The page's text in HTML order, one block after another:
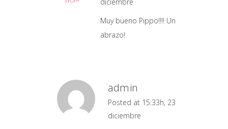
Muy bueno Pippo!!!! Un
abrazo!
admin
Posted at 15:33h, 23
diciembre